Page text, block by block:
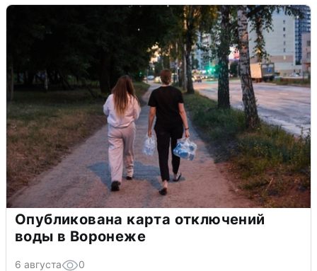
Опубликована карта отключений
воды в Воронеже
6 августа 0